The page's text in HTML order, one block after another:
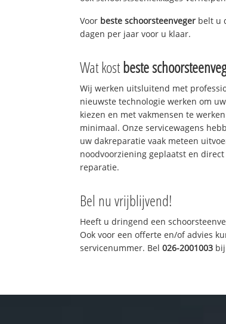
Voor beste schoorsteenveger belt u
dagen per jaar voor u klaar.
Wat kostbeste
Wij werken uitsluitend met
nieuwste technologie werken om
kiezen en met vakmensen te
minimaal. Onze servicewagens
uw dakreparatie vaak meteen
noodvoorziening geplaatst en
reparatie.
Bel nu vrijblijvend!
Heeft u dringend een
Ook voor een offerte en/of advies
servicenummer. Bel026-2001003